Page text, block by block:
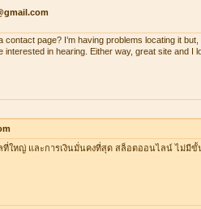
contact page? I’m having problems locating it
interested in hearing. Either way, great site and I
ที่ใหญ่ และการเงินมั่นคงที่สุด สล็อตออนไลน์ ไม่มี